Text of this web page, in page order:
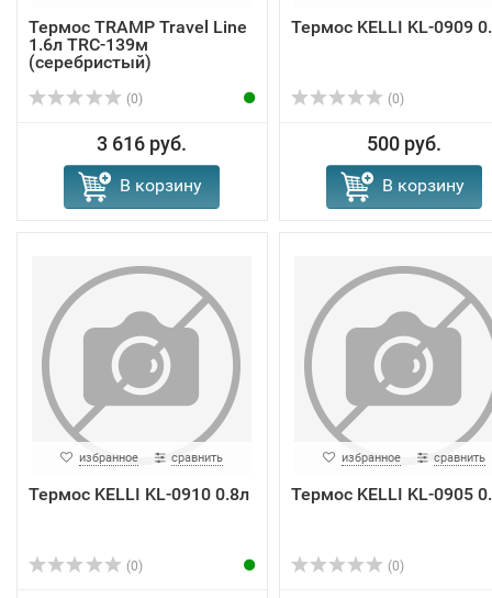
Термос TRAMP Travel Line
1.6л TRC-139м
(серебристый)
(0)
3 616 руб.
В корзину
Термос KELLI KL-0909
(0)
500 руб.
В корзину
избранное сравнить
Термос KELLI KL-0910 0.8л
(0)
избранное сравнить
Термос KELLI KL-0905
(0)